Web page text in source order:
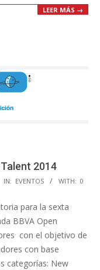
LEER MÁS →
2014
IN: EVENTOS WITH: 0
para la sexta
BBVA Open
con el objetivo de
con base
categorías: New